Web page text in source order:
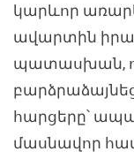
կարևոր
ավարտին
պատասխան,
հարցերը՝
մասնավոր